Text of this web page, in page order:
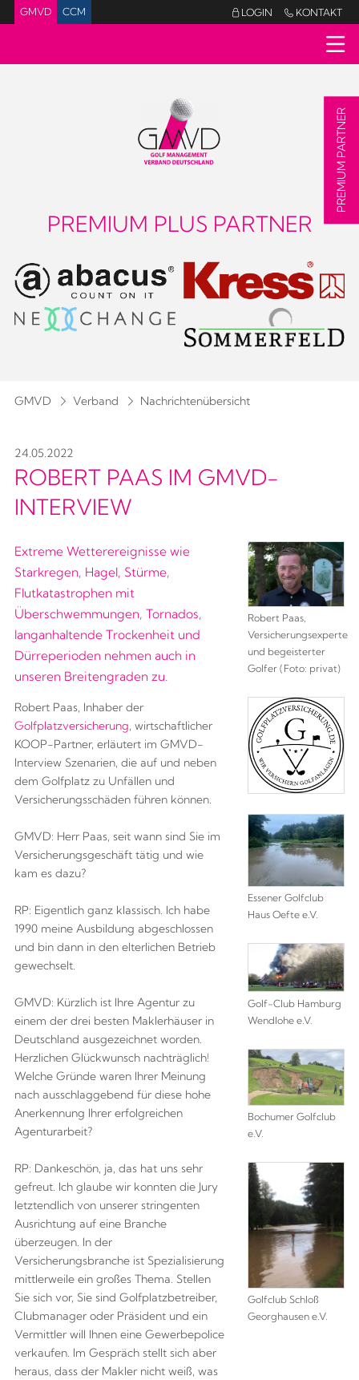
GMVD CCM LOGIN  KONTAKT
PREMIUM PLUS PARTNER
GMVD Verband Nachrichtenübersicht
24.05.2022
ROBERT PAAS IM GMVD-
INTERVIEW
Extreme Wetterereignisse wie
Starkregen, Hagel, Stürme,
Flutkatastrophen mit
Überschwemmungen, Tornados,
langanhaltende Trockenheit und
Dürreperioden nehmen auch in
unseren Breitengraden zu.
Robert Paas, Inhaber der
Golfplatzversicherung, wirtschaftlicher
KOOP-Partner, erläutert im GMVD-
Interview Szenarien, die auf und neben
dem Golfplatz zu Unfällen und
Versicherungsschäden führen können.
GMVD: Herr Paas, seit wann sind Sie im
Versicherungsgeschäft tätig und wie
kam es dazu?
RP: Eigentlich ganz klassisch. Ich habe
1990 meine Ausbildung abgeschlossen
und bin dann in den elterlichen Betrieb
gewechselt.
GMVD: Kürzlich ist Ihre Agentur zu
einem der drei besten Maklerhäuser in
Deutschland ausgezeichnet worden.
Herzlichen Glückwunsch nachträglich!
Welche Gründe waren Ihrer Meinung
nach ausschlaggebend für diese hohe
Anerkennung Ihrer erfolgreichen
Agenturarbeit?
RP: Dankeschön, ja, das hat uns sehr
gefreut. Ich glaube wir konnten die Jury
letztendlich von unserer stringenten
Ausrichtung auf eine Branche
überzeugen. In der
Versicherungsbranche ist Spezialisierung
mittlerweile ein großes Thema. Stellen
Sie sich vor, Sie sind Golfplatzbetreiber,
Clubmanager oder Präsident und ein
Vermittler will Ihnen eine Gewerbepolice
verkaufen. Im Gespräch stellt sich aber
heraus, dass der Makler nicht weiß, was
Robert Paas,
Versicherungsexperte
und begeisterter
Golfer (Foto: privat)
Essener Golfclub
Haus Oefte e.V.
Golf-Club Hamburg
Wendlohe e.V.
Bochumer Golfclub
e.V.
Golfclub Schloß
Georghausen e.V.
PREMIUM PARTNER